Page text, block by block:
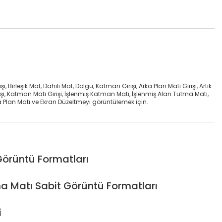
Birleşik Mat, Dahili Mat, Dolgu, Katman Girişi, Arka Plan Matı Girişi, Artık
Katman Matı Girişi, İşlenmiş Katman Matı, İşlenmiş Alan Tutma Matı,
Plan Matı ve Ekran Düzeltmeyi görüntülemek için.
Formatları
Matı Sabit Görüntü Formatları